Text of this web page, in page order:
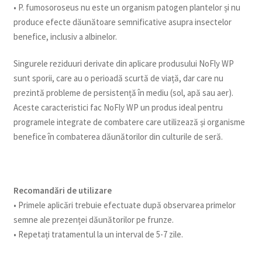
• P. fumosoroseus nu este un organism patogen plantelor și nu
produce efecte dăunătoare semnificative asupra insectelor
benefice, inclusiv a albinelor.
Singurele reziduuri derivate din aplicare produsului NoFly WP
sunt sporii, care au o perioadă scurtă de viață, dar care nu
prezintă probleme de persistență în mediu (sol, apă sau aer).
Aceste caracteristici fac NoFly WP un produs ideal pentru
programele integrate de combatere care utilizează și organisme
benefice în combaterea dăunătorilor din culturile de seră.
Recomandări de utilizare
• Primele aplicări trebuie efectuate după observarea primelor
semne ale prezenței dăunătorilor pe frunze.
• Repetați tratamentul la un interval de 5-7 zile.